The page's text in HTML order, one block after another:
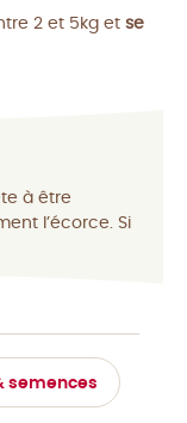
2 et 5kg et se
à être
l’écorce. Si
semences